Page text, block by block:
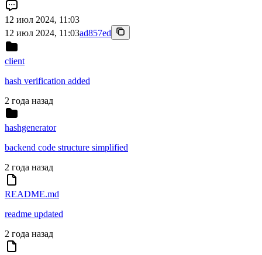
12 июл 2024, 11:03
12 июл 2024, 11:03ad857ed
client
hash verification added
2 года назад
hashgenerator
backend code structure simplified
2 года назад
README.md
readme updated
2 года назад